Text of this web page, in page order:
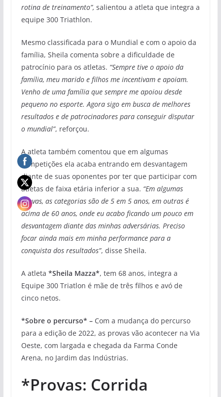
rotina de treinamento”, salientou a atleta que integra a
equipe 300 Triathlon.
Mesmo classificada para o Mundial e com o apoio da
família, Sheila comenta sobre a dificuldade de
patrocínio para os atletas. “Sempre tive o apoio da
família, meu marido e filhos me incentivam e apoiam.
Venho de uma família que sempre me apoiou desde
pequeno no esporte. Agora sigo em busca de melhores
resultados e de patrocinadores para conseguir disputar
o mundial”, reforçou.
A atleta também comentou que em algumas
competições ela acaba entrando em desvantagem
diante de suas oponentes por ter que participar com
atletas de faixa etária inferior a sua. “Em algumas
provas, as categorias são de 5 em 5 anos, em outras é
acima de 60 anos, onde eu acabo ficando um pouco em
desvantagem diante das minhas adversárias. Preciso
focar ainda mais em minha performance para a
conquista dos resultados”, disse Sheila.
A atleta *Sheila Mazza*, tem 68 anos, integra a
Equipe 300 Triatlon é mãe de três filhos e avó de
cinco netos.
*Sobre o percurso* – Com a mudança do percurso
para a edição de 2022, as provas vão acontecer na Via
Oeste, com largada e chegada da Farma Conde
Arena, no Jardim das Indústrias.
*Provas: Corrida